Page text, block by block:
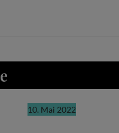
10. Mai 2022